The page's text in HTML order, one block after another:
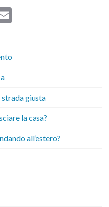
strada giusta
la casa?
all’estero?